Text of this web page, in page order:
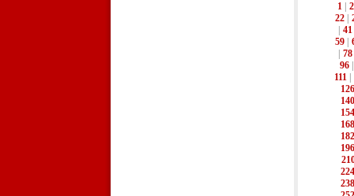
1
2
22|
41
59|
78
96
111|
126
140
154
168
182
196
224
238